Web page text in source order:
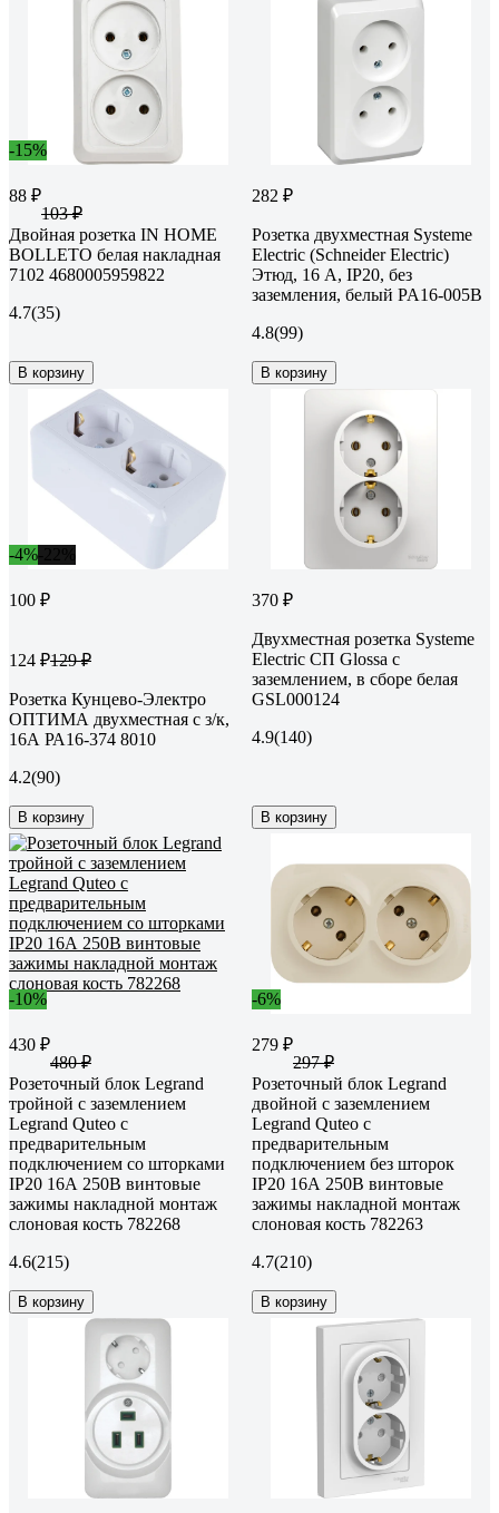
-15%
88 ₽
103 ₽
Двойная розетка IN HOME
BOLLETO белая накладная
7102 4680005959822
4.7(35)
В корзину
282 ₽
Розетка двухместная Systeme
Electric (Schneider Electric)
Этюд, 16 А, IP20, без
заземления, белый PA16-005B
4.8(99)
В корзину
-4%
100 ₽
124 ₽129 ₽
Розетка Кунцево-Электро
ОПТИМА двухместная с з/к,
16А РА16-374 8010
4.2(90)
В корзину
370 ₽
Двухместная розетка Systeme
Electric СП Glossa с
заземлением, в сборе белая
GSL000124
4.9(140)
В корзину
-10%
430 ₽
480 ₽
Розеточный блок Legrand
тройной с заземлением
Legrand Quteo с
предварительным
подключением со шторками
IP20 16А 250В винтовые
зажимы накладной монтаж
слоновая кость 782268
4.6(215)
В корзину
-6%
279 ₽
297 ₽
Розеточный блок Legrand
двойной с заземлением
Legrand Quteo с
предварительным
подключением без шторок
IP20 16А 250В винтовые
зажимы накладной монтаж
слоновая кость 782263
4.7(210)
В корзину